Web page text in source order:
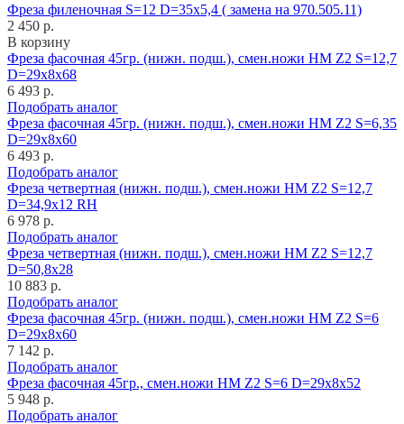
Фреза филеночная S=12 D=35x5,4 ( замена на 970.505.11)
2 450 р.
В корзину
Фреза фасочная 45гр. (нижн. подш.), смен.ножи HM Z2 S=12,7
D=29x8x68
6 493 р.
Подобрать аналог
Фреза фасочная 45гр. (нижн. подш.), смен.ножи HM Z2 S=6,35
D=29x8x60
6 493 р.
Подобрать аналог
Фреза четвертная (нижн. подш.), смен.ножи HM Z2 S=12,7
D=34,9x12 RH
6 978 р.
Подобрать аналог
Фреза четвертная (нижн. подш.), смен.ножи HM Z2 S=12,7
D=50,8x28
10 883 р.
Подобрать аналог
Фреза фасочная 45гр. (нижн. подш.), смен.ножи HM Z2 S=6
D=29x8x60
7 142 р.
Подобрать аналог
Фреза фасочная 45гр., смен.ножи HM Z2 S=6 D=29x8x52
5 948 р.
Подобрать аналог